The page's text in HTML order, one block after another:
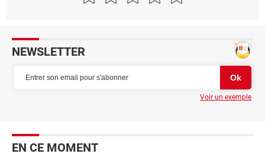
NEWSLETTER
Voir un exemple
EN CE MOMENT